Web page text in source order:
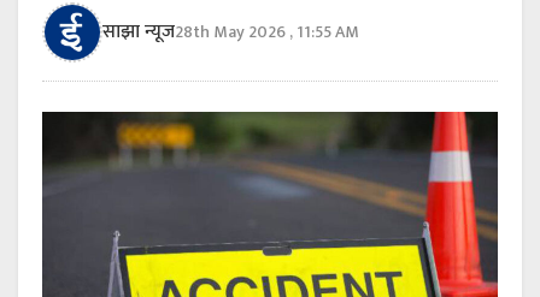
साझा न्यूज28th May 2026 , 11:55 AM